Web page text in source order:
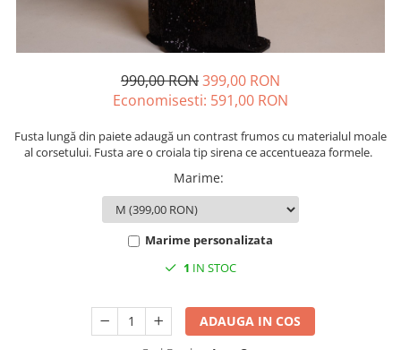
990,00 RON399,00 RON
Economisesti: 591,00 RON
Fusta lungă din paiete adaugă un contrast frumos cu materialul moale
al corsetului. Fusta are o croiala tip sirena ce accentueaza formele.
Marime:
Marime personalizata
1 IN STOC
ADAUGA IN COS